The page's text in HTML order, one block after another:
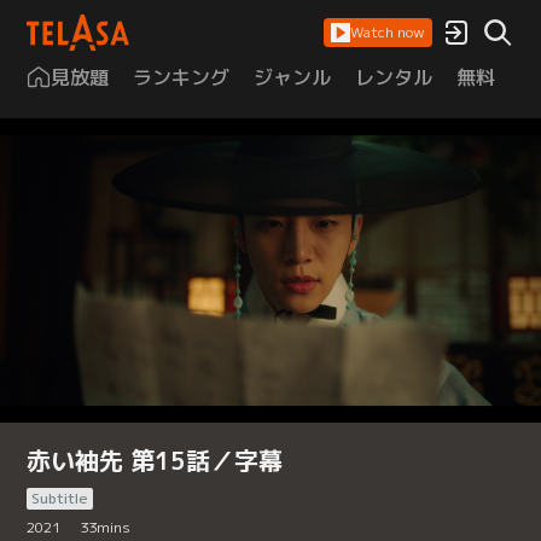
Watch now
見放題 ランキング ジャンル レンタル 無料
赤い袖先 第15話／字幕
Subtitle
2021
33mins